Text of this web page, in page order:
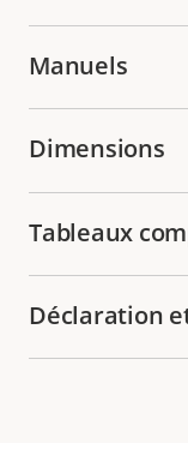
Manuels
Dimensions
Tableaux
Déclaration